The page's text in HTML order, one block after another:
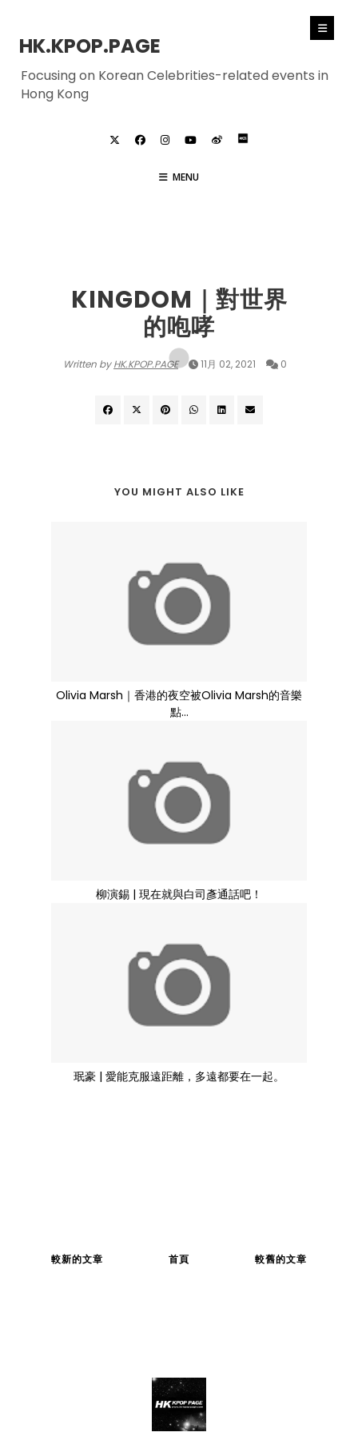
HK.KPOP.PAGE
Focusing on Korean Celebrities-related events in
Hong Kong
MENU
KINGDOM｜對世界
的咆哮
Written byHK.KPOP.PAGE 11月 02, 2021 0
YOU MIGHT ALSO LIKE
Olivia Marsh｜香港的夜空被Olivia Marsh的音樂
點...
柳演錫 | 現在就與白司彥通話吧！
珉豪 | 愛能克服遠距離，多遠都要在一起。
較新的文章 較舊的文章
首頁